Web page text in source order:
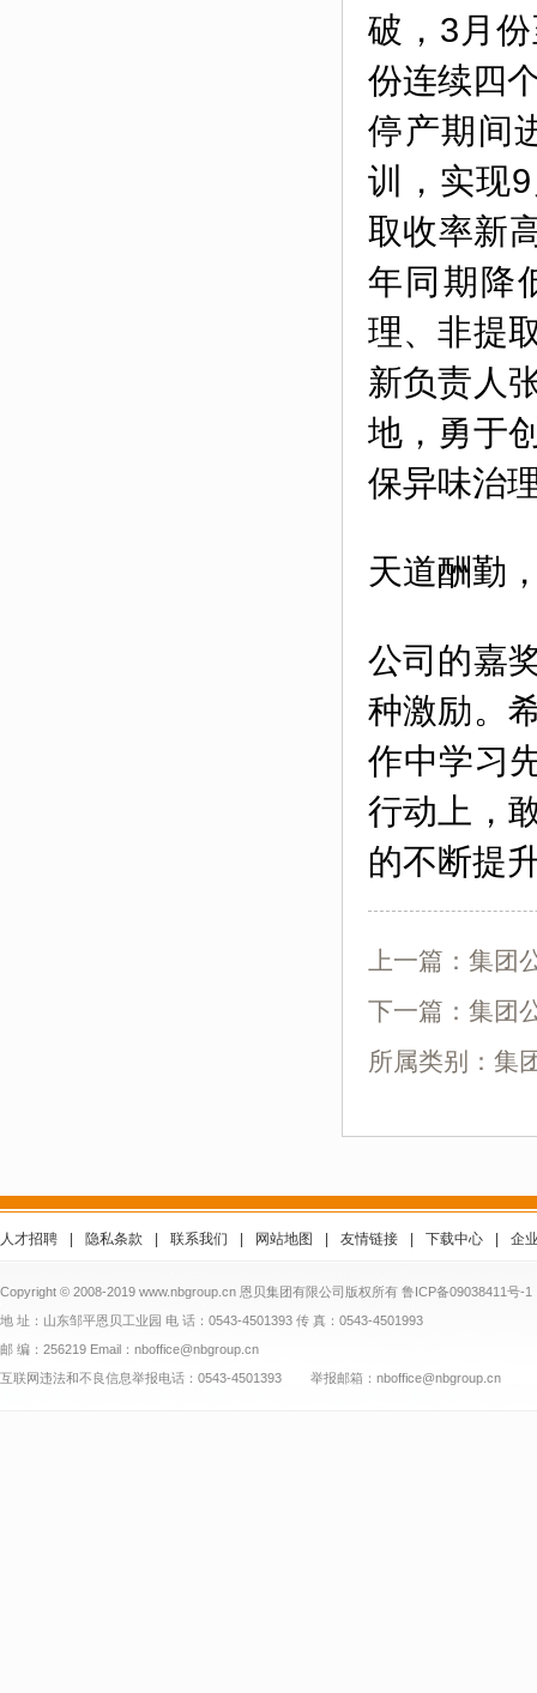
破，3 月
份连续四
停产期间
训，实现
取收率新
年同期降
理、非提
新负责人
地，勇于
保异味治
天道酬勤
公司的嘉
种激励。
作中学习
行动上，
的不断提
上一篇： 集团
下一篇： 集团
所属类别：集
人才招聘 隐私条款 联系我们 网站地图 友情链接 下载中心 企
Copyright © 2008-2019 www.nbgroup.cn 恩贝集团有限公司版权所有 鲁ICP备09038411号-1
地 址：山东邹平恩贝工业园 电 话：0543-4501393 传 真：0543-4501993
邮 编：256219 Email：nboffice@nbgroup.cn
互联网违法和不良信息举报电话：0543-4501393 举报邮箱：nboffice@nbgroup.cn